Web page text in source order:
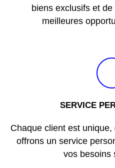
biens exclusifs et
meilleures
SERVICE
Chaque client est
offrons un service
vos besoins